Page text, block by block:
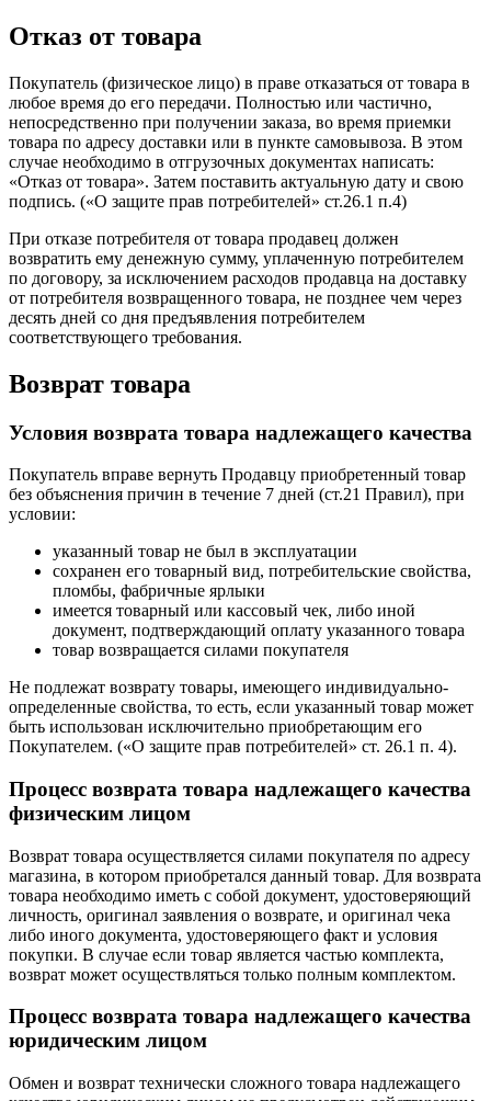
Отказ от товара
Покупатель (физическое лицо) в праве отказаться от товара в
любое время до его передачи. Полностью или частично,
непосредственно при получении заказа, во время приемки
товара по адресу доставки или в пункте самовывоза. В этом
случае необходимо в отгрузочных документах написать:
«Отказ от товара». Затем поставить актуальную дату и свою
подпись. («О защите прав потребителей» ст.26.1 п.4)
При отказе потребителя от товара продавец должен
возвратить ему денежную сумму, уплаченную потребителем
по договору, за исключением расходов продавца на доставку
от потребителя возвращенного товара, не позднее чем через
десять дней со дня предъявления потребителем
соответствующего требования.
Возврат товара
Условия возврата товара надлежащего качества
Покупатель вправе вернуть Продавцу приобретенный товар
без объяснения причин в течение 7 дней (ст.21 Правил), при
условии:
указанный товар не был в эксплуатации
сохранен его товарный вид, потребительские свойства,
пломбы, фабричные ярлыки
имеется товарный или кассовый чек, либо иной
документ, подтверждающий оплату указанного товара
товар возвращается силами покупателя
Не подлежат возврату товары, имеющего индивидуально-
определенные свойства, то есть, если указанный товар может
быть использован исключительно приобретающим его
Покупателем. («О защите прав потребителей» ст. 26.1 п. 4).
Процесс возврата товара надлежащего качества
физическим лицом
Возврат товара осуществляется силами покупателя по адресу
магазина, в котором приобретался данный товар. Для возврата
товара необходимо иметь с собой документ, удостоверяющий
личность, оригинал заявления о возврате, и оригинал чека
либо иного документа, удостоверяющего факт и условия
покупки. В случае если товар является частью комплекта,
возврат может осуществляться только полным комплектом.
Процесс возврата товара надлежащего качества
юридическим лицом
Обмен и возврат технически сложного товара надлежащего